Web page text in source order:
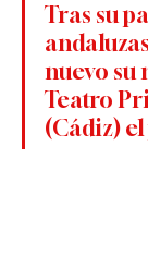
Tras su
nuevo su
Teatro
(Cádiz)